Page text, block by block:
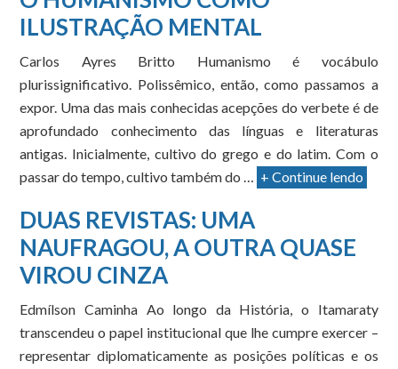
ILUSTRAÇÃO MENTAL
Carlos Ayres Britto Humanismo é vocábulo
plurissignificativo. Polissêmico, então, como passamos a
expor. Uma das mais conhecidas acepções do verbete é de
aprofundado conhecimento das línguas e literaturas
antigas. Inicialmente, cultivo do grego e do latim. Com o
passar do tempo, cultivo também do … + Continue lendo
DUAS REVISTAS: UMA
NAUFRAGOU, A OUTRA QUASE
VIROU CINZA
Edmílson Caminha Ao longo da História, o Itamaraty
transcendeu o papel institucional que lhe cumpre exercer –
representar diplomaticamente as posições políticas e os